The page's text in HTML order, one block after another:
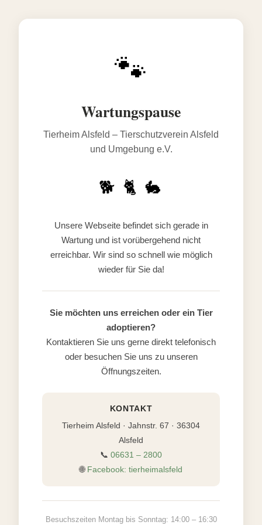
🐾
Wartungspause
Tierheim Alsfeld – Tierschutzverein Alsfeld
und Umgebung e.V.
🐕 🐈 🐇
Unsere Webseite befindet sich gerade in
Wartung und ist vorübergehend nicht
erreichbar. Wir sind so schnell wie möglich
wieder für Sie da!
Sie möchten uns erreichen oder ein Tier
adoptieren?
Kontaktieren Sie uns gerne direkt telefonisch
oder besuchen Sie uns zu unseren
Öffnungszeiten.
KONTAKT
Tierheim Alsfeld · Jahnstr. 67 · 36304
Alsfeld
📞 06631 – 2800
🌐 Facebook: tierheimalsfeld
Besuchszeiten Montag bis Sonntag: 14:00 – 16:30